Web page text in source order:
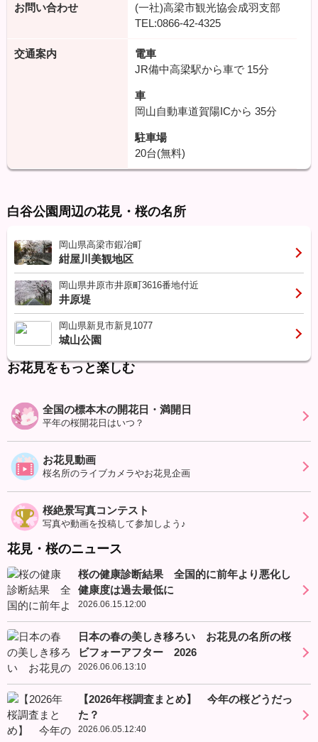
お問い合わせ
(一社)高梁市観光協会成羽支部
TEL:0866-42-4325
交通案内
電車
JR備中高梁駅から車で 15分
車
岡山自動車道賀陽ICから 35分
駐車場
20台(無料)
白谷公園周辺の花見・桜の名所
岡山県高梁市鍜冶町
紺屋川美観地区
岡山県井原市井原町3616番地付近
井原堤
岡山県新見市新見1077
城山公園
お花見をもっと楽しむ
全国の標本木の開花日・満開日
平年の桜開花日はいつ？
お花見動画
桜名所のライブカメラやお花見企画
桜絶景写真コンテスト
写真や動画を投稿して参加しよう♪
花見・桜のニュース
桜の健康診断結果 全国的に前年より悪化し
健康度は過去最低に
2026.06.15.12:00
日本の春の美しき移ろい お花見の名所の桜
ビフォーアフター 2026
2026.06.06.13:10
【2026年桜調査まとめ】 今年の桜どうだっ
た？
2026.06.05.12:40